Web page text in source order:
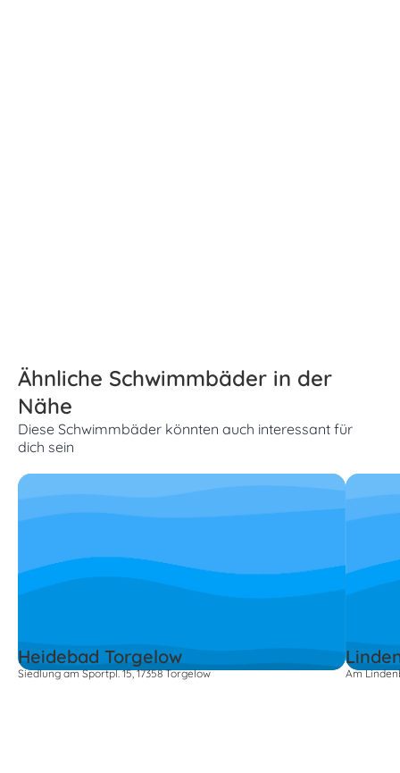
Ähnliche Schwimmbäder in der
Nähe
Diese Schwimmbäder könnten auch interessant für
dich sein
Heidebad Torgelow
Siedlung am Sportpl. 15, 17358 Torgelow Am